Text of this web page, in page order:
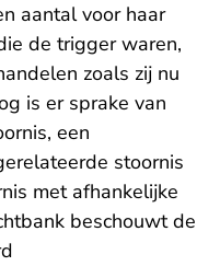
aantal voor haar
de trigger waren,
zoals zij nu
is er sprake van
een
stoornis
met afhankelijke
beschouwt de